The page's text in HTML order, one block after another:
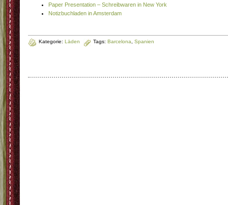
Paper Presentation – Schreibwaren in New York
Notizbuchladen in Amsterdam
Kategorie: Läden Tags: Barcelona Spanien